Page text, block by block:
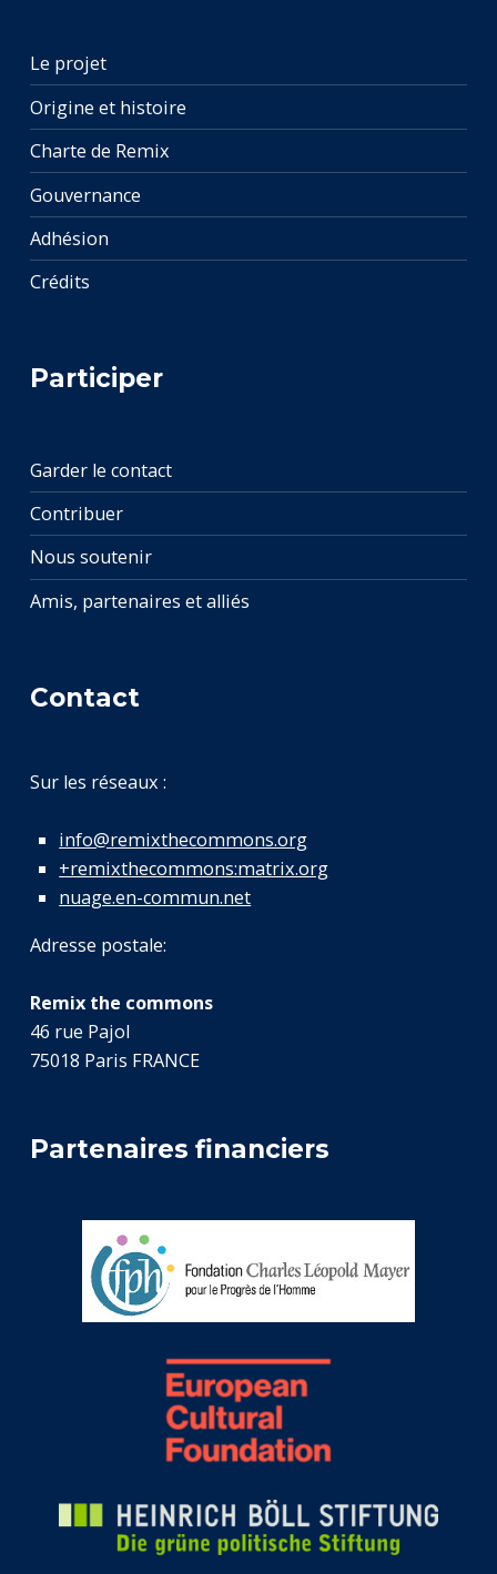
Le projet
Origine et histoire
Charte de Remix
Gouvernance
Adhésion
Crédits
Participer
Garder le contact
Contribuer
Nous soutenir
Amis, partenaires et alliés
Contact
Sur les réseaux :
info@remixthecommons.org
+remixthecommons:matrix.org
nuage.en-commun.net
Adresse postale:
Remix the commons
46 rue Pajol
75018 Paris FRANCE
Partenaires financiers